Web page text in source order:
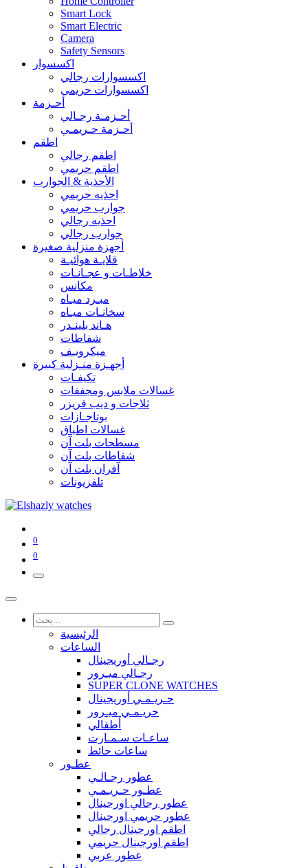
Smart Lock
Smart Electric
Camera
Safety Sensors
اكسسوار
اكسسوارات رجالي
اكسسوارات حريمي
أحـزمة
أحـزمـة رجـالي
أحـزمة حـريمـي
اطقم
اطقم رجالي
اطقم حريمي
الأحذية & الجوارب
احذيه حريمي
جوارب حريمي
احذيه رجالي
جوارب رجالي
أجهزة منزلية صغيرة
قلايـة هوائيـة
خلاطـات و عجـانـات
مكانس
مبـرد ميـاه
سخانـات ميـاه
هـاند بلينـدر
شفاطات
ميكرويـف
أجهـزة منـزلية كبيرة
تكيفـات
غسالات ملابس ومجففات
ثلاجات و ديب فريزر
بوتاجـازات
غسالات اطباق
مسطحات بلت آن
شفاطات بلت آن
آفران بلت آن
تلفزيونات
0
0
الرئيسية
الساعات
رجـالي أوريجينال
رجـالي ميـرور
SUPER CLONE WATCHES
حـريـمـي أوريجينال
حريـمـي ميـرور
أطفالي
ساعـات سـمـارت
ساعات حائط
عطـور
عطور رجـالـي
عطـور حـريـمـي
عطور رجالي اورجينال
عطور حريمي اورجينال
اطقم اورجينال رجالي
اطقم اورجينال حريمي
عطور عربي